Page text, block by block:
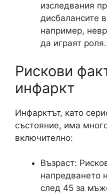
изследвания
дисбалансите
например,
да играят роля.
Рискови
инфаркт
Инфарктът, като
състояние, има
включително:
Възраст:
напредването
след 45 за